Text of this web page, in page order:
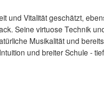
und Vitalität geschätzt,
Seine virtuose Technik
Musikalität und
und breiter Schule -